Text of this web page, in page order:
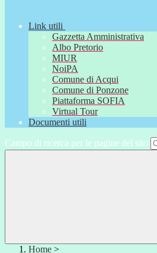
Link utili
Gazzetta Amministrativa
Albo Pretorio
MIUR
NoiPA
Comune di Acqui
Comune di Ponzone
Piattaforma SOFIA
Virtual Tour
Documenti utili
Campo di ricerca per le pagine del sito
Home >